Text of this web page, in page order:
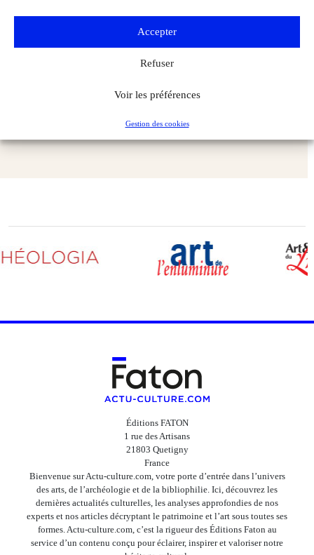
Accepter
Refuser
Voir les préférences
Gestion des cookies
Au Centre Pompidou, le regard sans concession de Suzanne
Éditions FATON
1 rue des Artisans
21803 Quetigny
France
Bienvenue sur Actu-culture.com, votre porte d’entrée dans l’univers
des arts, de l’archéologie et de la bibliophilie. Ici, découvrez les
dernières actualités culturelles, les analyses approfondies de nos
experts et nos articles décryptant le patrimoine et l’art sous toutes ses
formes. Actu-culture.com, c’est la rigueur des Éditions Faton au
service d’un contenu conçu pour éclairer, inspirer et valoriser notre